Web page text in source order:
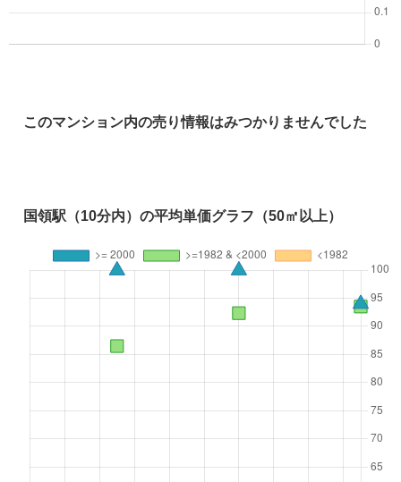
このマンション内の売り情報はみつかりませんでした
国領駅（10分内）の平均単価グラフ（50㎡以上）